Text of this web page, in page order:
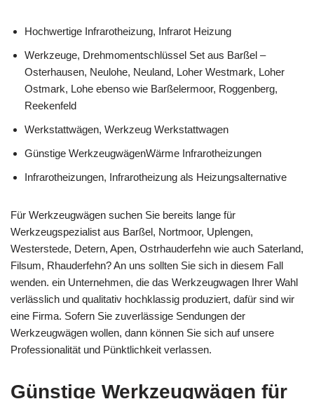
Hochwertige Infrarotheizung, Infrarot Heizung
Werkzeuge, Drehmomentschlüssel Set aus Barßel –
Osterhausen, Neulohe, Neuland, Loher Westmark, Loher
Ostmark, Lohe ebenso wie Barßelermoor, Roggenberg,
Reekenfeld
Werkstattwägen, Werkzeug Werkstattwagen
Günstige WerkzeugwägenWärme Infrarotheizungen
Infrarotheizungen, Infrarotheizung als Heizungsalternative
Für Werkzeugwägen suchen Sie bereits lange für
Werkzeugspezialist aus Barßel, Nortmoor, Uplengen,
Westerstede, Detern, Apen, Ostrhauderfehn wie auch Saterland,
Filsum, Rhauderfehn? An uns sollten Sie sich in diesem Fall
wenden. ein Unternehmen, die das Werkzeugwagen Ihrer Wahl
verlässlich und qualitativ hochklassig produziert, dafür sind wir
eine Firma. Sofern Sie zuverlässige Sendungen der
Werkzeugwägen wollen, dann können Sie sich auf unsere
Professionalität und Pünktlichkeit verlassen.
Günstige Werkzeugwägen für